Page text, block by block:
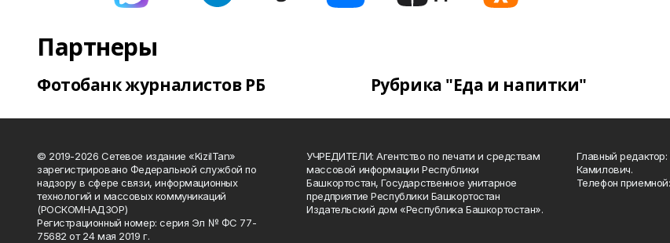
Партнеры
Фотобанк журналистов РБ Рубрика "Еда и напитки"
© 2019-2026 Сетевое издание «KizilTan»
зарегистрировано Федеральной службой по
надзору в сфере связи, информационных
технологий и массовых коммуникаций
(РОСКОМНАДЗОР)
Регистрационный номер: серия Эл № ФС 77-
75682 от 24 мая 2019 г.
УЧРЕДИТЕЛИ: Агентство по печати и средствам
массовой информации Республики
Башкортостан, Государственное унитарное
предприятие Республики Башкортостан
Издательский дом «Республика Башкортостан».
Главный
Камилович.
Телефон